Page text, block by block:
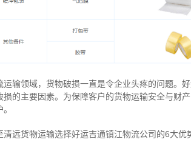
运输领域，货物破损一直是令企业头疼的问题。
损的主要因素。为保障客户的货物运输安全与财
清远货物运输选择好运吉通镇江物流公司的6大优